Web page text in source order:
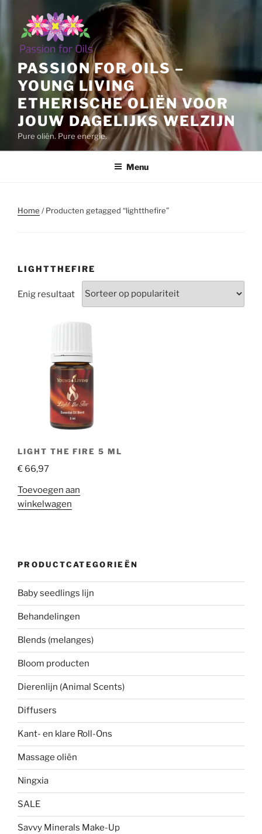
inhoud
PASSION FOR OILS –
YOUNG LIVING
ETHERISCHE OLIËN VOOR
JOUW DAGELIJKS WELZIJN
Pure oliën. Pure energie.
Menu
Home / Producten getagged “lightthefire”
LIGHTTHEFIRE
Enig resultaat
LIGHT THE FIRE 5 ML
€ 66,97
Toevoegen aan
winkelwagen
PRODUCTCATEGORIEËN
Baby seedlings lijn
Behandelingen
Blends (melanges)
Bloom producten
Dierenlijn (Animal Scents)
Diffusers
Kant- en klare Roll-Ons
Massage oliën
Ningxia
SALE
Savvy Minerals Make-Up